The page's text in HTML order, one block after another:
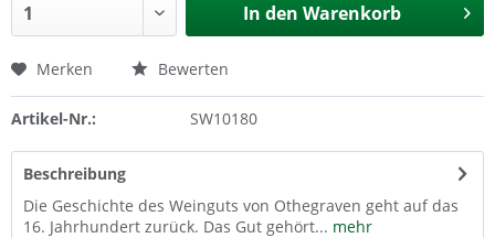
In den Warenkorb
Merken Bewerten
Artikel-Nr.: SW10180
Beschreibung
Die Geschichte des Weinguts von Othegraven geht auf das
16. Jahr­hundert zurück. Das Gut gehört... mehr